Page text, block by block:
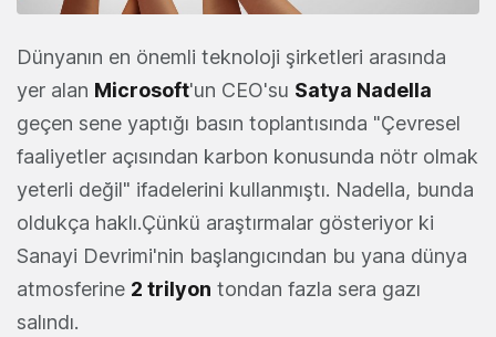
Dünyanın en önemli teknoloji şirketleri arasında
yer alan Microsoft'un CEO'su Satya Nadella
geçen sene yaptığı basın toplantısında "Çevresel
faaliyetler açısından karbon konusunda nötr olmak
yeterli değil" ifadelerini kullanmıştı. Nadella, bunda
oldukça haklı.Çünkü araştırmalar gösteriyor ki
Sanayi Devrimi'nin başlangıcından bu yana dünya
atmosferine 2 trilyon tondan fazla sera gazı
salındı.